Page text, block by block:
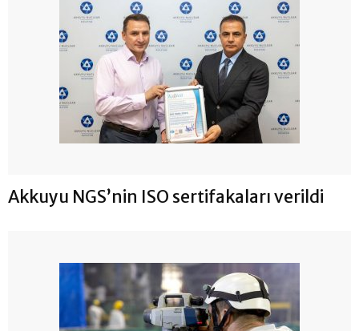
Akkuyu NGS’nin ISO sertifakaları verildi